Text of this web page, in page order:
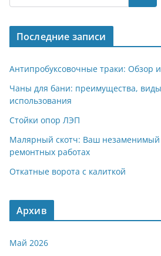
Последние записи
Антипробуксовочные траки: Обзор
Чаны для бани: преимущества,
использования
Стойки опор ЛЭП
Малярный скотч: Ваш
ремонтных работах
Откатные ворота с калиткой
Архив
Май 2026